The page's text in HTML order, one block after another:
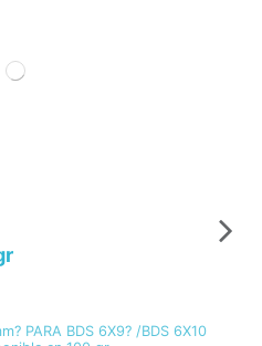
PARA BDS 6X9? /BDS 6X10